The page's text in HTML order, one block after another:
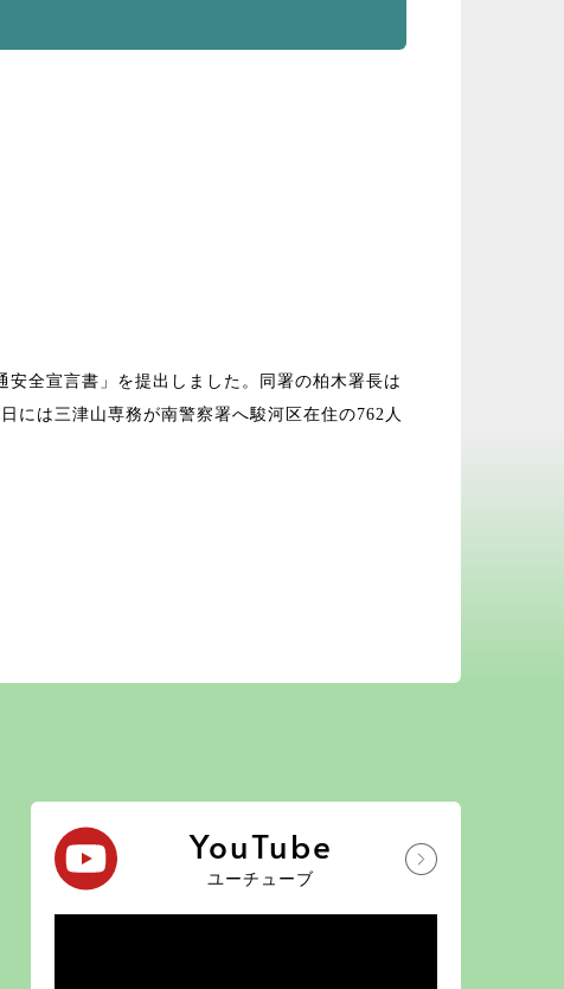
全宣言書」を提出しました。同署の柏木署長は
には三津山専務が南警察署へ駿河区在住の762人
YouTube
ユーチューブ